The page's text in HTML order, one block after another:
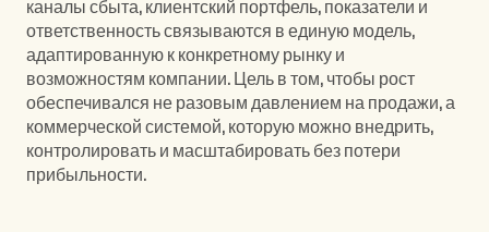
каналы сбыта, клиентский портфель, показатели и
ответственность связываются в единую модель,
адаптированную к конкретному рынку и
возможностям компании. Цель в том, чтобы рост
обеспечивался не разовым давлением на продажи, а
коммерческой системой, которую можно внедрить,
контролировать и масштабировать без потери
прибыльности.